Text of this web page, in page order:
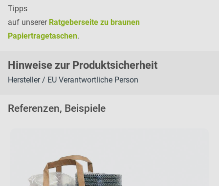
Tipps
auf unserer Ratgeberseite zu braunen
Papiertragetaschen.
Hinweise zur Produktsicherheit
Hersteller / EU Verantwortliche Person
Referenzen, Beispiele